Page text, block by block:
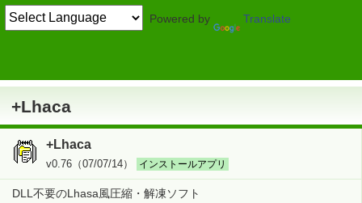
Powered by Translate
+Lhaca
+Lhaca
v0.76（07/07/14） インストールアプリ
DLL不要のLhasa風圧縮・解凍ソフト